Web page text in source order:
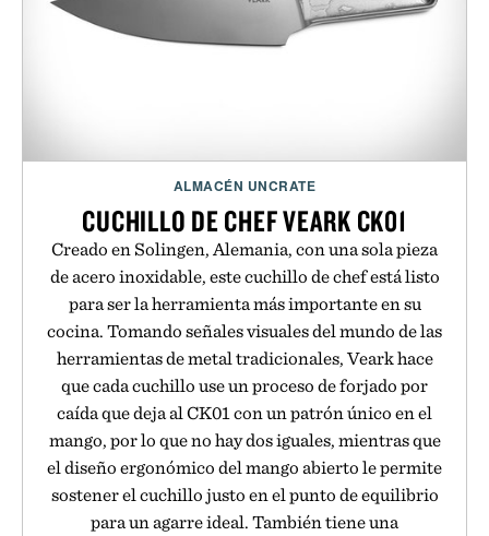
ALMACÉN UNCRATE
CUCHILLO DE CHEF VEARK CK01
Creado en Solingen, Alemania, con una sola pieza
de acero inoxidable, este cuchillo de chef está listo
para ser la herramienta más importante en su
cocina. Tomando señales visuales del mundo de las
herramientas de metal tradicionales, Veark hace
que cada cuchillo use un proceso de forjado por
caída que deja al CK01 con un patrón único en el
mango, por lo que no hay dos iguales, mientras que
el diseño ergonómico del mango abierto le permite
sostener el cuchillo justo en el punto de equilibrio
para un agarre ideal. También tiene una